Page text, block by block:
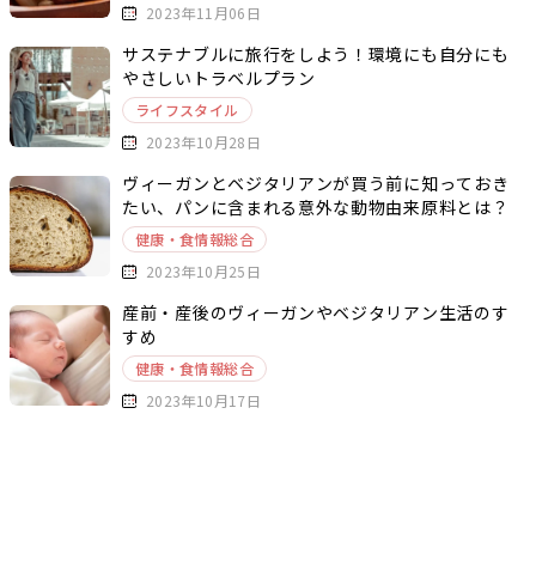
2023年11月06日
サステナブルに旅行をしよう！環境にも自分にも
やさしいトラベルプラン
ライフスタイル
2023年10月28日
ヴィーガンとベジタリアンが買う前に知っておき
たい、パンに含まれる意外な動物由来原料とは？
健康・食情報総合
2023年10月25日
産前・産後のヴィーガンやベジタリアン生活のす
すめ
健康・食情報総合
2023年10月17日